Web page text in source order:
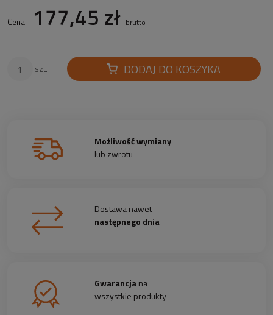
Cena: 177,45 zł brutto
szt. DODAJ DO KOSZYKA
Możliwość wymiany
lub zwrotu
Dostawa nawet
następnego dnia
Gwarancjana
wszystkie produkty